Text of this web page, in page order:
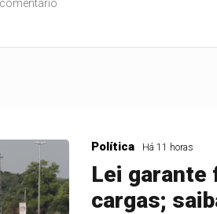
Política Há 11 horas
Lei garante
cargas;